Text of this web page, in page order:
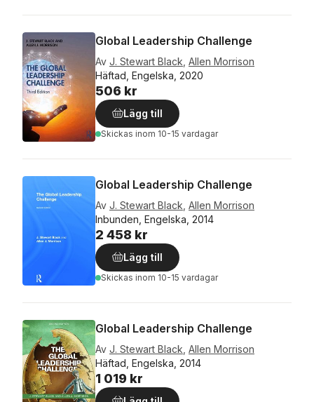
Global Leadership Challenge
Av J. Stewart Black Allen Morrison
Häftad, Engelska, 2020
506 kr
Lägg till
Skickas inom 10-15 vardagar
Global Leadership Challenge
Av J. Stewart Black Allen Morrison
Inbunden, Engelska, 2014
2 458 kr
Lägg till
Skickas inom 10-15 vardagar
Global Leadership Challenge
Av J. Stewart Black Allen Morrison
Häftad, Engelska, 2014
1 019 kr